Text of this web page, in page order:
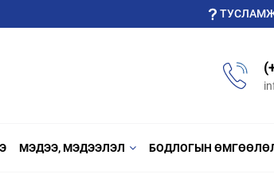
МЭДЭЭ, МЭДЭЭЛЭЛ БОДЛОГЫН